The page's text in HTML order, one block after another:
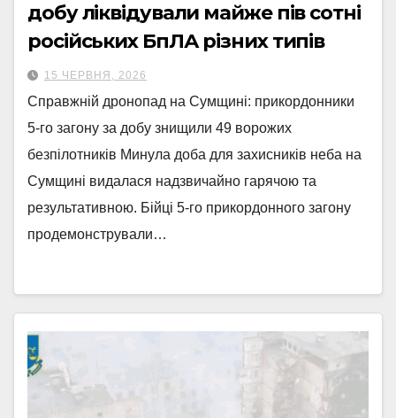
добу ліквідували майже пів сотні
російських БпЛА різних типів
15 ЧЕРВНЯ, 2026
Справжній дронопад на Сумщині: прикордонники
5-го загону за добу знищили 49 ворожих
безпілотників Минула доба для захисників неба на
Сумщині видалася надзвичайно гарячою та
результативною. Бійці 5-го прикордонного загону
продемонстрували…